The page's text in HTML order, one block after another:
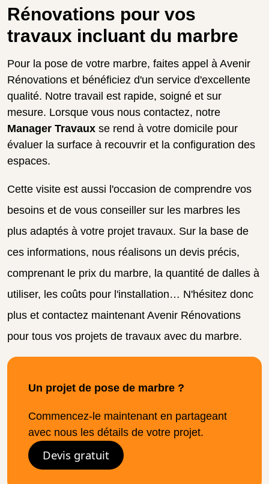
Rénovations pour vos
travaux incluant du marbre
Pour la pose de votre marbre, faites appel à Avenir
Rénovations et bénéficiez d'un service d'excellente
qualité. Notre travail est rapide, soigné et sur
mesure. Lorsque vous nous contactez, notre
Manager Travaux se rend à votre domicile pour
évaluer la surface à recouvrir et la configuration des
espaces.
Cette visite est aussi l'occasion de comprendre vos
besoins et de vous conseiller sur les marbres les
plus adaptés à votre projet travaux. Sur la base de
ces informations, nous réalisons un devis précis,
comprenant le prix du marbre, la quantité de dalles à
utiliser, les coûts pour l'installation… N'hésitez donc
plus et contactez maintenant Avenir Rénovations
pour tous vos projets de travaux avec du marbre.
Un projet de pose de marbre ?
Commencez-le maintenant en partageant
avec nous les détails de votre projet.
Devis gratuit